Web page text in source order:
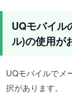
UQモバイル
ル)の使用が
UQモバイルでメ
択があります。